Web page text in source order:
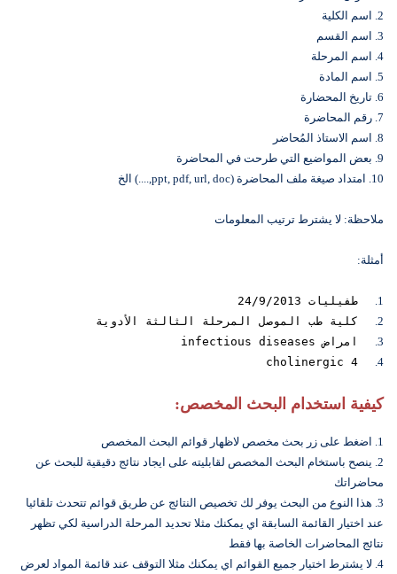
2. اسم الكلية
3. اسم القسم
4. اسم المرحلة
5. اسم المادة
6. تاريخ المحضارة
7. رقم المحاضرة
8. اسم الاستاذ المُحاضر
9. بعض المواضيع التي طرحت في المحاضرة
10. امتداد صيغة ملف المحاضرة (ppt, pdf, url, doc,....) الخ
ملاحظة: لا يشترط ترتيب المعلومات
أمثلة:
1.
طفيليات 24/9/2013
2.
كلية طب الموصل المرحلة الثالثة الأدوية
3.
امراض infectious diseases
4.
كيفية استخدام البحث المخصص:
1. اضغط على زر بحث مخصص لاظهار قوائم البحث المخصص
2. ينصح باستخام البحث المخصص لقابليته على ايجاد نتائج دقيقية للبحث عن
محاضراتك
3. هذا النوع من البحث يوفر لك تخصيص النتائج عن طريق قوائم تتحدث تلقائيا
عند اختيار القائمة السابقة اي يمكنك مثلا تحديد المرحلة الدراسية لكي تظهر
نتائج المحاضرات الخاصة بها فقط
4. لا يشترط اختيار جميع القوائم اي يمكنك مثلا التوقف عند قائمة المواد لعرض